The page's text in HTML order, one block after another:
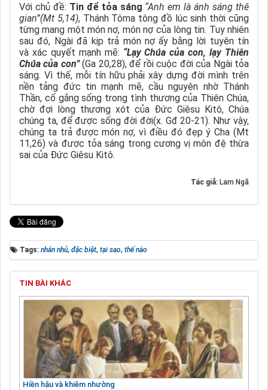
Với chủ đề: Tin để tỏa sáng “Anh em là ánh sáng thế
gian”(Mt 5,14),Thánh Tôma tông đồ lúc sinh thời cũng
từng mang một món nợ, món nợ của lòng tin. Tuy nhiên
sau đó, Ngài đã kịp trả món nợ ấy bằng lời tuyên tín
và xác quyết mạnh mẽ: “Lạy Chúa của con, lạy Thiên
Chúa của con”(Ga 20,28), để rồi cuộc đời của Ngài tỏa
sáng. Vì thế, mỗi tín hữu phải xây dựng đời mình trên
nền tảng đức tin mạnh mẽ, cầu nguyện nhờ Thánh
Thần, cố gắng sống trong tình thương của Thiên Chúa,
chờ đợi lòng thương xót của Đức Giêsu Kitô, Chúa
chúng ta, để được sống đời đời(x. Gđ 20-21). Như vậy,
chúng ta trả được món nợ, vì điều đó đẹp ý Cha (Mt
11,26)và được tỏa sáng trong cương vị môn đệ thừa
sai của Đức Giêsu Kitô.
Tác giả: Lam Ngã
Tags: nhắn nhủ, đặc biệt, tại sao, thế nào
TIN BÀI KHÁC
Hiền hậu và khiêm nhường